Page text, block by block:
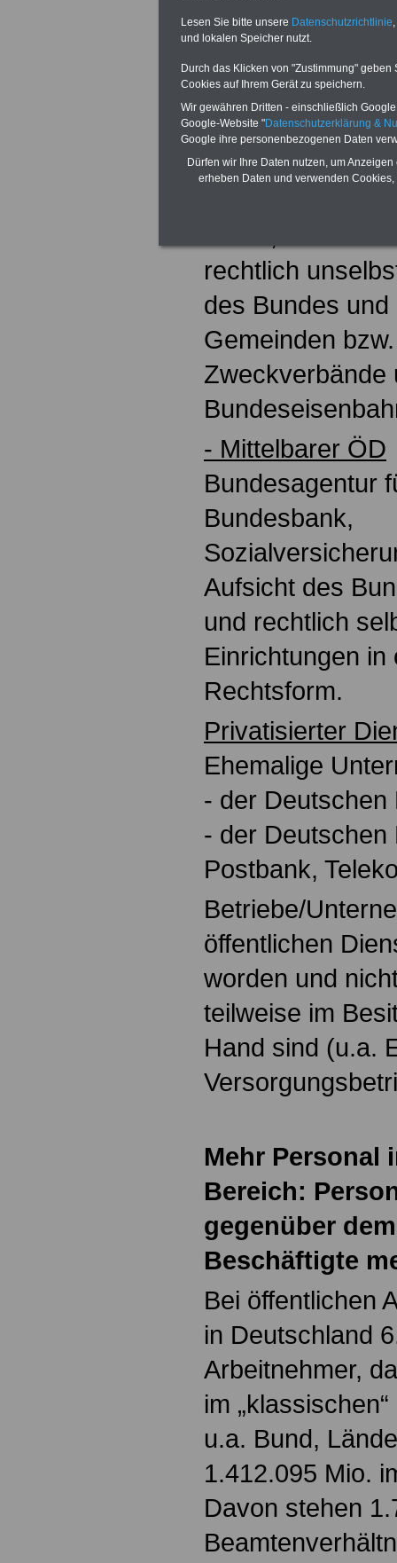
Energie- und
sowie
Öffentlicher
rechtlich
des Bundes und
Gemeinden
Zweckverbände
- Mittelbarer ÖD
Bundesagentur
Bundesbank,
Aufsicht des
und rechtlich
Einrichtungen
Rechtsform.
Privatisierter
Ehemalige
- der Deutschen
- der Deutschen
Postbank,
Betriebe/
öffentlichen
worden und
teilweise im
Hand sind (u.a.
Mehr Personal
Bereich:
gegenüber
Beschäftigte
Bei öffentlichen
in Deutschland
Arbeitnehmer,
im
u.a. Bund,
1.412.095 Mio.
Davon stehen
Lesen Sie bitte unsere Datenschutzrichtlinie
und lokalen Speicher nutzt.
Durch das Klicken von "Zustimmung"
Cookies auf Ihrem Gerät zu speichern.
Wir gewähren Dritten - einschließlich
Google-Website "Datenschutzerklärung &
Google ihre personenbezogenen Daten
Dürfen wir Ihre Daten nutzen, um
erheben Daten und verwenden